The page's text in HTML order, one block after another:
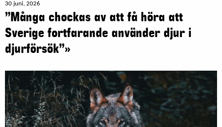
30 juni, 2026
”Många chockas av att få höra att
Sverige fortfarande använder djur i
djurförsök”»